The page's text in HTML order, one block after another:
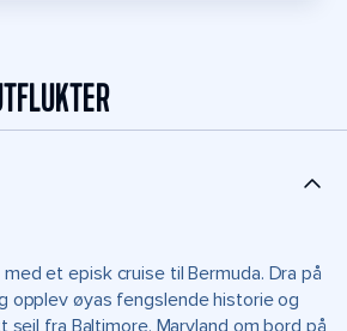
et episk cruise til Bermuda. Dra på
opplev øyas fengslende historie og
fra Baltimore, Maryland om bord på